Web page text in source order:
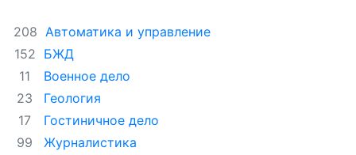
208 Автоматика и управление
152 БЖД
11
Военное дело
23
Геология
17
Гостиничное дело
99
Журналистика